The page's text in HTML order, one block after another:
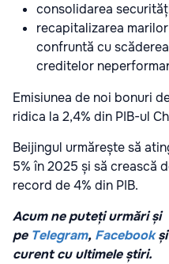
consolidarea
recapitalizarea
confruntă cu
creditelor
Emisiunea de noi bonuri
ridica la 2,4% din PIB-ul
Beijingul urmărește să
5% în 2025 și să crească
record de 4% din PIB.
Acum ne puteți urmări și
pe Telegram, Facebookși
curent cu ultimele știri.